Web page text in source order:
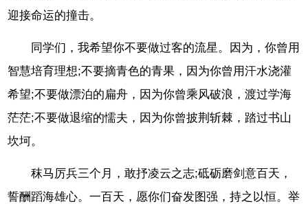
迎接命运的撞击。
同学们，我希望你不要做过客的流星。因为，你曾用
智慧培育理想;不要摘青色的青果，因为你曾用汗水浇灌
希望;不要做漂泊的扁舟，因为你曾乘风破浪，渡过学海
茫茫;不要做退缩的懦夫，因为你曾披荆斩棘，踏过书山
坎坷。
秣马厉兵三个月，敢抒凌云之志;砥砺磨剑意百天，
誓酬蹈海雄心。一百天，愿你们奋发图强，持之以恒。举